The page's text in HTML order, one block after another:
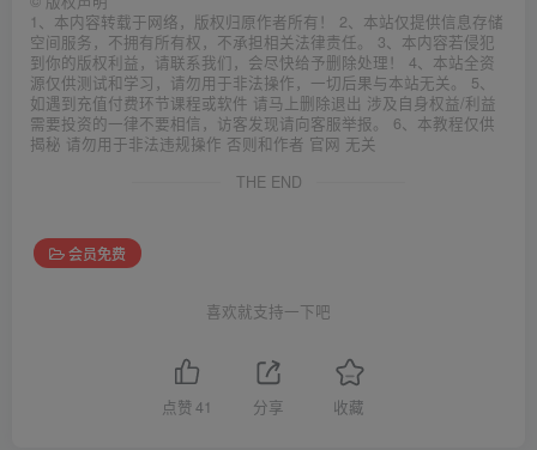
1、本内容转载于网络，版权归原作者所有！ 2、本站仅提供信息存储
空间服务，不拥有所有权，不承担相关法律责任。 3、本内容若侵犯
到你的版权利益，请联系我们，会尽快给予删除处理！ 4、本站全资
源仅供测试和学习，请勿用于非法操作，一切后果与本站无关。 5、
如遇到充值付费环节课程或软件 请马上删除退出 涉及自身权益/利益
需要投资的一律不要相信，访客发现请向客服举报。 6、本教程仅供
揭秘 请勿用于非法违规操作 否则和作者 官网 无关
THE END
会员免费
喜欢就支持一下吧
点赞41 分享 收藏